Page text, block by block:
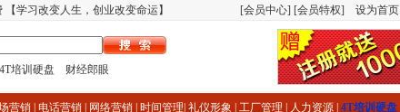
学习改变人生，创业改变命运】 [会员中心] [会员特权] 设为首页
4T培训硬盘 财经郎眼
营销| 电话营销| 网络营销| 时间管理 礼仪形象 工厂管理 人力资源| 4T培训硬盘